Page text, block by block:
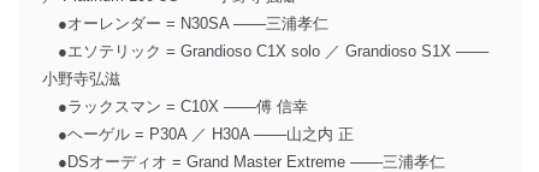
●オーレンダー = N30SA ───三浦孝仁
●エソテリック = Grandioso C1X solo ／ Grandioso S1X ───
小野寺弘滋
●ラックスマン = C10X ───傅 信幸
●ヘーゲル = P30A ／ H30A ───山之内 正
●DSオーディオ = Grand Master Extreme ───三浦孝仁